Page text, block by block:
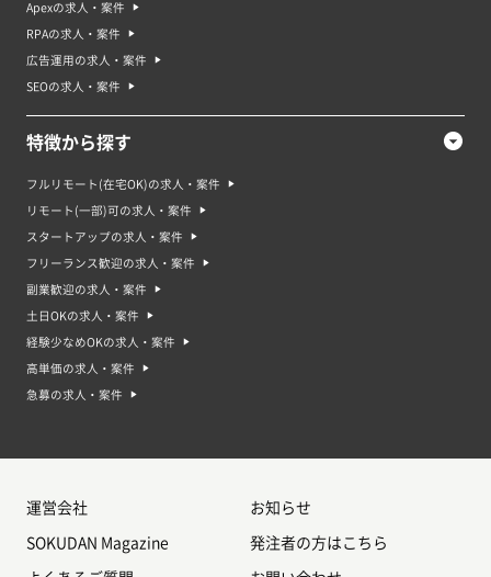
Apexの求人・案件
RPAの求人・案件
広告運用の求人・案件
SEOの求人・案件
特徴から探す
フルリモート(在宅OK)の求人・案件
リモート(一部)可の求人・案件
スタートアップの求人・案件
フリーランス歓迎の求人・案件
副業歓迎の求人・案件
土日OKの求人・案件
経験少なめOKの求人・案件
高単価の求人・案件
急募の求人・案件
運営会社 お知らせ
SOKUDAN Magazine 発注者の方はこちら